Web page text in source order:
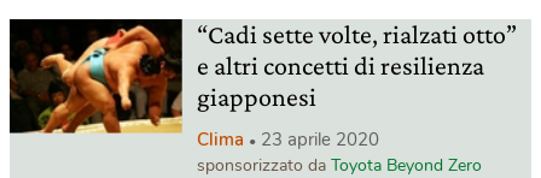
“Cadi sette volte, rialzati otto”
e altri concetti di resilienza
giapponesi
Clima 23 aprile 2020
sponsorizzato da Toyota Beyond Zero